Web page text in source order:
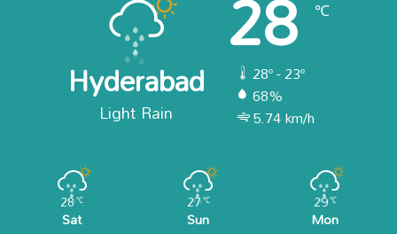
Hyderabad
Light Rain
℃
28º - 23º
68%
5.74 km/h
28℃
Sat
27℃
Sun
29℃
Mon